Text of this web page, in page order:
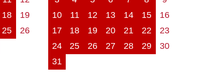
18
19
25
26
10
11 12 13 14 15
16
17
18 19 20 21 22
23
24
25 26 27 28 29
30
31